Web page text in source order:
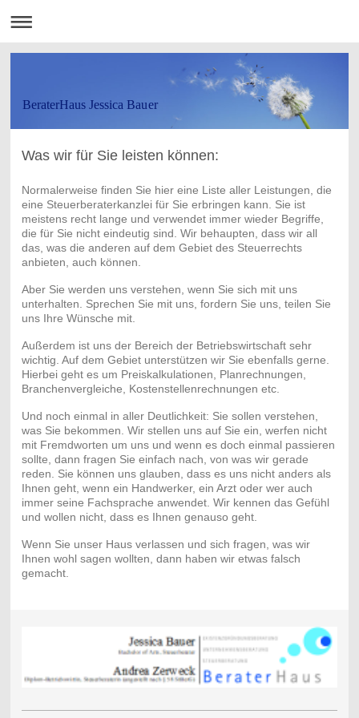
BeraterHaus Jessica Bauer
Was wir für Sie leisten können:
Normalerweise finden Sie hier eine Liste aller Leistungen, die
eine Steuerberaterkanzlei für Sie erbringen kann. Sie ist
meistens recht lange und verwendet immer wieder Begriffe,
die für Sie nicht eindeutig sind. Wir behaupten, dass wir all
das, was die anderen auf dem Gebiet des Steuerrechts
anbieten, auch können.
Aber Sie werden uns verstehen, wenn Sie sich mit uns
unterhalten. Sprechen Sie mit uns, fordern Sie uns, teilen Sie
uns Ihre Wünsche mit.
Außerdem ist uns der Bereich der Betriebswirtschaft sehr
wichtig. Auf dem Gebiet unterstützen wir Sie ebenfalls gerne.
Hierbei geht es um Preiskalkulationen, Planrechnungen,
Branchenvergleiche, Kostenstellenrechnungen etc.
Und noch einmal in aller Deutlichkeit: Sie sollen verstehen,
was Sie bekommen. Wir stellen uns auf Sie ein, werfen nicht
mit Fremdworten um uns und wenn es doch einmal passieren
sollte, dann fragen Sie einfach nach, von was wir gerade
reden. Sie können uns glauben, dass es uns nicht anders als
Ihnen geht, wenn ein Handwerker, ein Arzt oder wer auch
immer seine Fachsprache anwendet. Wir kennen das Gefühl
und wollen nicht, dass es Ihnen genauso geht.
Wenn Sie unser Haus verlassen und sich fragen, was wir
Ihnen wohl sagen wollten, dann haben wir etwas falsch
gemacht.